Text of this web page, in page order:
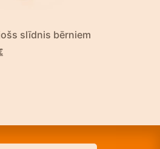
slīdnis bērniem